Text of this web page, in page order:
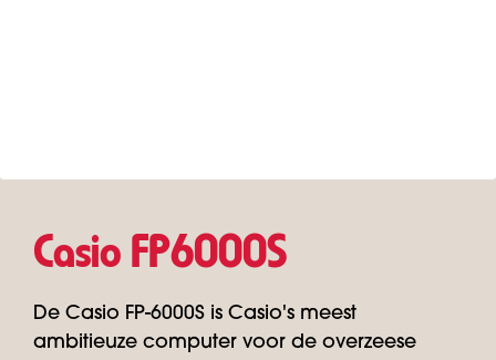
Casio FP6000S
De Casio FP-6000S is Casio's meest
ambitieuze computer voor de overzeese